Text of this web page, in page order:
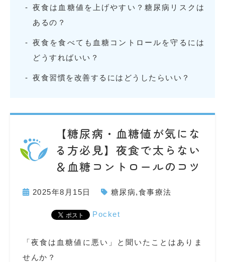
夜食は血糖値を上げやすい？糖尿病リスクは
あるの？
夜食を食べても血糖コントロールを守るには
どうすればいい？
夜食習慣を改善するにはどうしたらいい？
【糖尿病・血糖値が気にな
る方必見】夜食で太らない
＆血糖コントロールのコツ
2025年8月15日 糖尿病,食事療法
Pocket
「夜食は血糖値に悪い」と聞いたことはありま
せんか？